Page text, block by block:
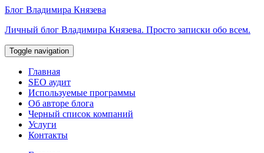
Перейти
содержимому
Блог Владимира Князева
Личный блог Владимира Князева. Просто записки обо всем.
Toggle navigation
Главная
SEO аудит
Используемые программы
Об авторе блога
Черный список компаний
Услуги
Контакты